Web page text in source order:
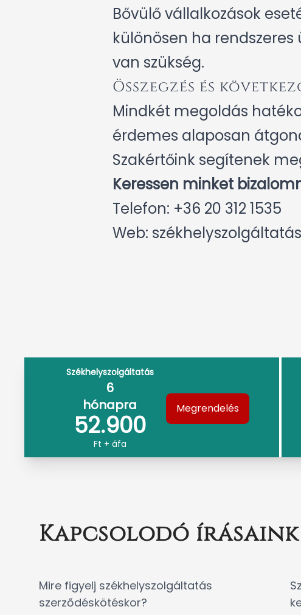
Bővülő vállalkozások
különösen ha
van szükség.
Összegzés és
Mindkét megoldás
érdemes alaposan
Szakértőink segítenek
Keressen minket
Telefon: +36 20 312 1535
Web: székhelyszolgáltatás
Székhelyszolgáltatás
6
hónapra
52.900
Ft + áfa
Megrendelés
Kapcsolodó írásaink
Mire figyelj székhelyszolgáltatás
szerződéskötéskor?